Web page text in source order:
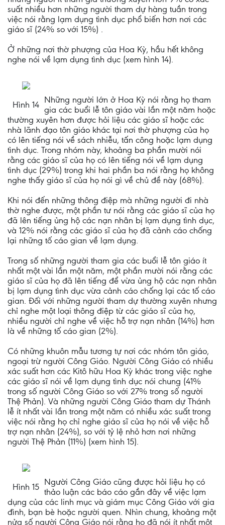
suất nhiều hơn những người tham dự hàng tuần trong
việc nói rằng lạm dụng tình dục phổ biến hơn nơi các
giáo sĩ (24% so với 15%) .
Ở những nơi thờ phượng của Hoa Kỳ, hầu hết không
nghe nói về lạm dụng tình dục (xem hình 14).
Hình 14 Những người lớn ở Hoa Kỳ nói rằng họ tham
gia các buổi lễ tôn giáo vài lần một năm hoặc
thường xuyên hơn được hỏi liệu các giáo sĩ hoặc các
nhà lãnh đạo tôn giáo khác tại nơi thờ phượng của họ
có lên tiếng nói về sách nhiễu, tấn công hoặc lạm dụng
tình dục. Trong nhóm này, khoảng ba phần mười nói
rằng các giáo sĩ của họ có lên tiếng nói về lạm dụng
tình dục (29%) trong khi hai phần ba nói rằng họ không
nghe thấy giáo sĩ của họ nói gì về chủ đề này (68%).
Khi nói đến những thông điệp mà những người đi nhà
thờ nghe được, một phần tư nói rằng các giáo sĩ của họ
đã lên tiếng ủng hộ các nạn nhân bị lạm dụng tình dục,
và 12% nói rằng các giáo sĩ của họ đã cảnh cáo chống
lại những tố cáo gian về lạm dụng.
Trong số những người tham gia các buổi lễ tôn giáo ít
nhất một vài lần một năm, một phần mười nói rằng các
giáo sĩ của họ đã lên tiếng để vừa ủng hộ các nạn nhân
bị lạm dụng tình dục vừa cảnh cáo chống lại các tố cáo
gian. Đối với những người tham dự thường xuyên nhưng
chỉ nghe một loại thông điệp từ các giáo sĩ của họ,
nhiều người chỉ nghe về việc hỗ trợ nạn nhân (14%) hơn
là về những tố cáo gian (2%).
Có những khuôn mẫu tương tự nơi các nhóm tôn giáo,
ngoại trừ người Công Giáo. Người Công Giáo có nhiều
xác suất hơn các Kitô hữu Hoa Kỳ khác trong việc nghe
các giáo sĩ nói về lạm dụng tình dục nói chung (41%
trong số người Công Giáo so với 27% trong số người
Thệ Phản). Và những người Công Giáo tham dự Thánh
lễ ít nhất vài lần trong một năm có nhiều xác suất trong
việc nói rằng họ chỉ nghe giáo sĩ của họ nói về việc hỗ
trợ nạn nhân (24%), so với tỷ lệ nhỏ hơn nơi những
người Thệ Phản (11%) (xem hình 15).
Hình 15 Người Công Giáo cũng được hỏi liệu họ có
thảo luận các báo cáo gần đây về việc lạm
dụng của các linh mục và giám mục Công Giáo với gia
đình, bạn bè hoặc người quen. Nhìn chung, khoảng một
nửa số người Công Giáo nói rằng họ đã nói ít nhất một